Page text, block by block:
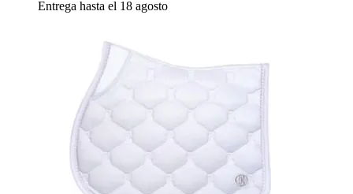
Entrega hasta el 18 agosto